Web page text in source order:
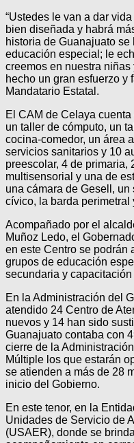
“Ustedes le van a dar
bien diseñada y habrá
historia de Guanajuato
educación especial; le
creemos en nuestra
hecho un gran esfuerzo y
Mandatario Estatal.
El CAM de Celaya
un taller de cómputo, un
cocina-comedor, un área
servicios sanitarios y 10
preescolar, 4 de primaria,
multisensorial y una de
una cámara de Gesell,
cívico, la barda perimetral
Acompañado por el
Muñoz Ledo, el
en este Centro se podrán
grupos de educación
secundaria y capacitación
En la Administración del
atendido 24 Centro de
nuevos y 14 han sido
Guanajuato contaba con
cierre de la
Múltiple los que estarán
se atienden a más de 28
inicio del Gobierno.
En este tenor, en la
Unidades de Servicio de
(USAER), donde se